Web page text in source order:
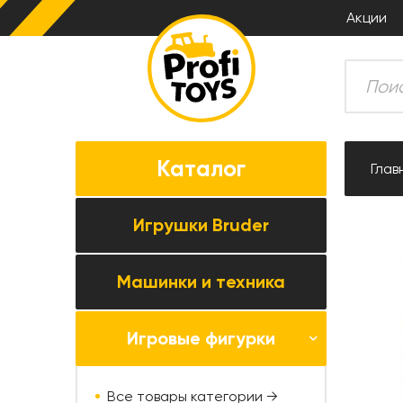
Акции
Каталог
Игрушки Bruder
Все товары категории →
Комбайны
Тракторы
Машинки и техника
Все товары категории →
Игровые фигурки
Все товары категории →